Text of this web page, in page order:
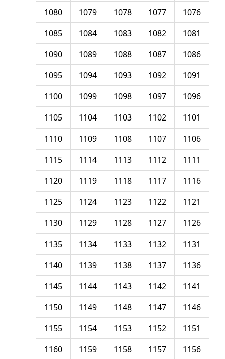
1076
1077
1078
1079
1080
1081
1082
1083
1084
1085
1086
1087
1088
1089
1090
1091
1092
1093
1094
1095
1096
1097
1098
1099
1100
1101
1102
1103
1104
1105
1106
1107
1108
1109
1110
1111
1112
1113
1114
1115
1116
1117
1118
1119
1120
1121
1122
1123
1124
1125
1126
1127
1128
1129
1130
1131
1132
1133
1134
1135
1136
1137
1138
1139
1140
1141
1142
1143
1144
1145
1146
1147
1148
1149
1150
1151
1152
1153
1154
1155
1156
1157
1158
1159
1160